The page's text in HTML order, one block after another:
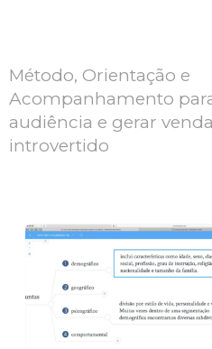
Método, Orientação e
Acompanhamento
audiência e gerar
introvertido